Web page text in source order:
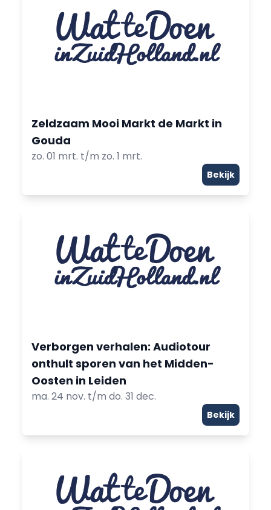
Zeldzaam Mooi Markt de Markt in
Gouda
zo. 01 mrt. t/m zo. 1 mrt.
Bekijk
Verborgen verhalen: Audiotour
onthult sporen van het Midden-
Oosten in Leiden
ma. 24 nov. t/m do. 31 dec.
Bekijk